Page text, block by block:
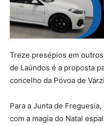
Treze presépios em
de Laúndos é a proposta
concelho da Póvoa de
Para a Junta de
com a magia do Natal